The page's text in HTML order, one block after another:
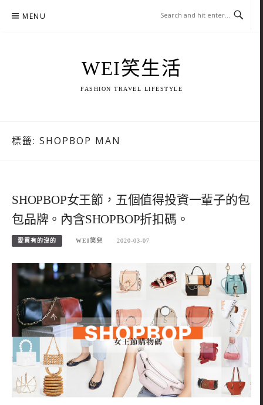
MENU
WEI笑生活
FASHION TRAVEL LIFESTYLE
標籤: SHOPBOP MAN
SHOPBOP女王節，五個值得投資一輩子的包
包品牌。內含SHOPBOP折扣碼。
愛買有的沒的 WEI笑兒 2020-03-07